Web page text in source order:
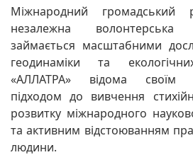
Міжнародний
незалежна
займається масштабними
геодинаміки та
«АЛЛАТРА» відома своїм
підходом до вивчення
розвитку міжнародного
та активним відстоюванням
людини.